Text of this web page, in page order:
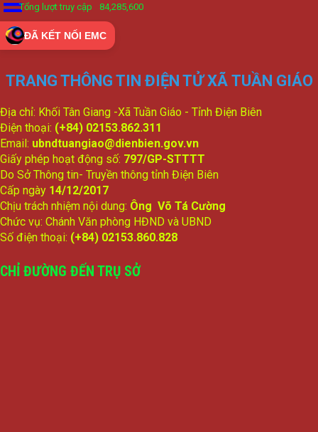
Tổng lượt truy cập 84,285,600
ĐÃ KẾT NỐI EMC
TRANG THÔNG TIN ĐIỆN TỬ XÃ TUẦN GIÁO
Địa chỉ: Khối Tân Giang -Xã Tuần Giáo - Tỉnh Điện Biên
Điện thoại: (+84) 02153.862.311
Email: ubndtuangiao@dienbien.gov.vn
Giấy phép hoạt động số: 797/GP-STTTT
Do Sở Thông tin- Truyền thông tỉnh Điện Biên
Cấp ngày 14/12/2017
Chịu trách nhiệm nội dung: Ông Võ Tá Cường
Chức vụ: Chánh Văn phòng HĐND và UBND
Số điện thoại: (+84) 02153.860.828
CHỈ ĐƯỜNG ĐẾN TRỤ SỞ